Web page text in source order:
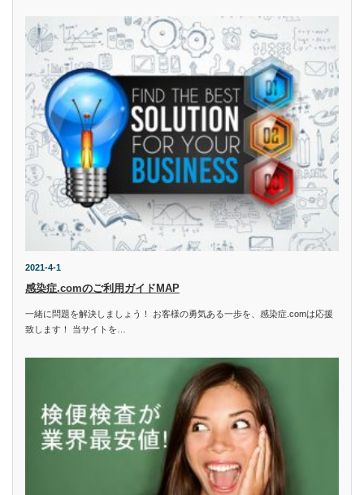
2021-4-1
感染症.comのご利用ガイドMAP
一緒に問題を解決しましょう！ お客様の勇気ある一歩を、感染症.comは応援
致します！ 当サイトを…